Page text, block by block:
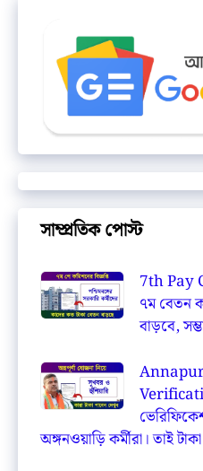
সাম্প্রতিক পোস্ট
7th Pay
৭ম বেতন
বাড়বে,
অঙ্গনওয়াড়ি কর্মীরা। তাই